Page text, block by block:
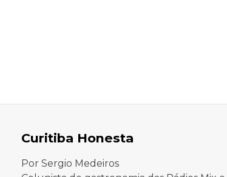
Curitiba Honesta
Por Sergio Medeiros